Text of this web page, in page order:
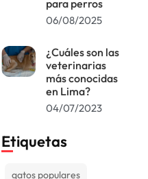
para perros
06/08/2025
¿Cuáles son las
veterinarias
más conocidas
en Lima?
04/07/2023
Etiquetas
gatos populares